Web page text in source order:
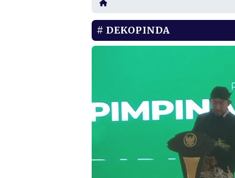
PERSONA
NASIONAL
WARGA
DEKOPINDA